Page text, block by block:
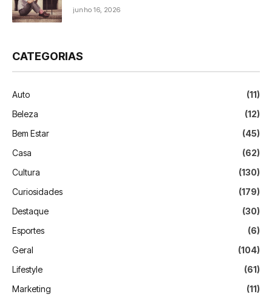
junho 16, 2026
CATEGORIAS
Auto
(11)
Beleza
(12)
Bem Estar
(45)
Casa
(62)
Cultura
(130)
Curiosidades
(179)
Destaque
(30)
Esportes
(6)
Geral
(104)
Lifestyle
(61)
Marketing
(11)